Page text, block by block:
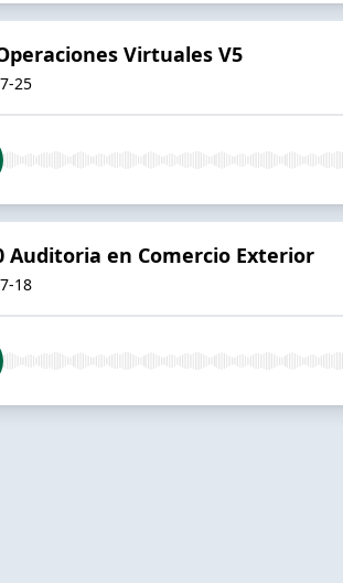
Virtuales V5
25
Auditoria en Comercio Exterior
18